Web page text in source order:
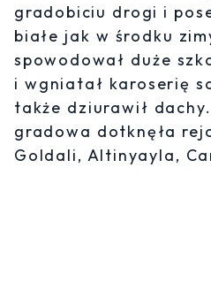
gradobiciu drogi i
białe jak w środku
spowodował duże
i wgniatał karoserię
także dziurawił
gradowa dotknęła
Goldali, Altinyayla,